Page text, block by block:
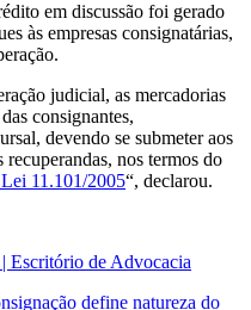
em discussão foi gerado
às empresas consignatárias,
judicial, as mercadorias
consignantes,
devendo se submeter aos
nos termos do
11.101/2005“, declarou.
Escritório de Advocacia
define natureza do